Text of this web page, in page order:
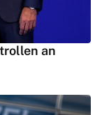
an